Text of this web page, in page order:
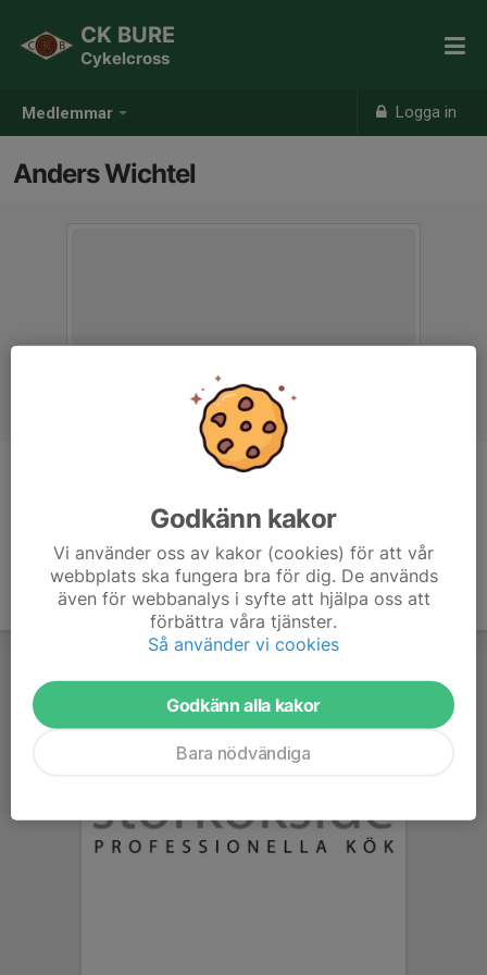
Medlemmar Logga in
CK BURE
Cykelcross
Anders Wichtel
Godkänn kakor
Vi använder oss av kakor (cookies) för att vår
webbplats ska fungera bra för dig. De används
även för webbanalys i syfte att hjälpa oss att
förbättra våra tjänster.
Så använder vi cookies
Godkänn alla kakor
Bara nödvändiga